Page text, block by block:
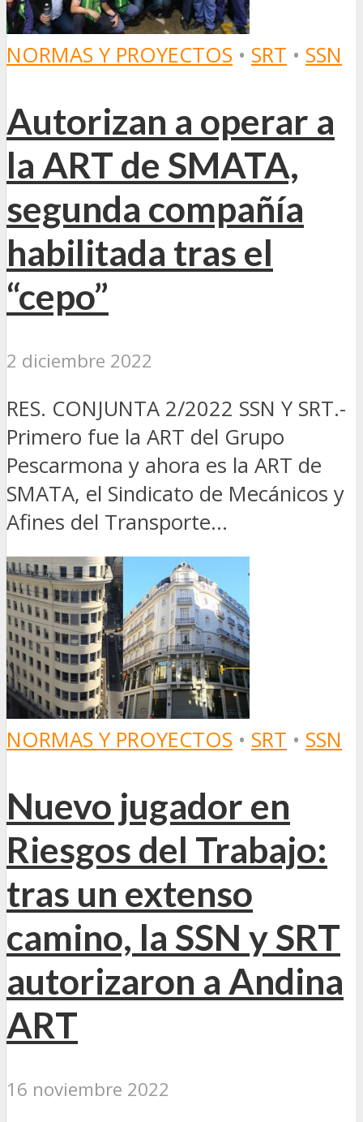
NORMAS Y PROYECTOS • SRT • SSN
Autorizan a operar a
la ART de SMATA,
segunda compañía
habilitada tras el
“cepo”
2 diciembre 2022
RES. CONJUNTA 2/2022 SSN Y SRT.-
Primero fue la ART del Grupo
Pescarmona y ahora es la ART de
SMATA, el Sindicato de Mecánicos y
Afines del Transporte...
NORMAS Y PROYECTOS • SRT • SSN
Nuevo jugador en
Riesgos del Trabajo:
tras un extenso
camino, la SSN y SRT
autorizaron a Andina
ART
16 noviembre 2022